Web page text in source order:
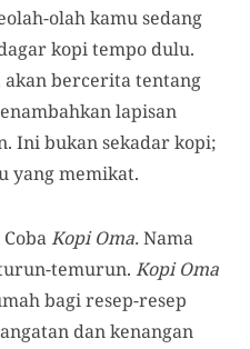
olah kamu sedang
kopi tempo dulu.
akan bercerita tentang
lapisan
Ini bukan sekadar kopi;
yang memikat.
Kopi Oma.Nama
temurun. Kopi Oma
bagi resep-resep
dan kenangan